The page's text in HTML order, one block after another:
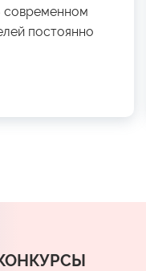
современном
постоянно